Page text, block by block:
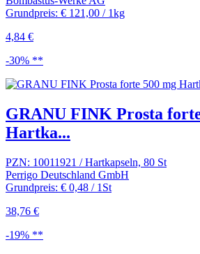
Grundpreis: € 121,00 / 1kg
4,84 €
-30% **
GRANU FINK Prosta
Hartka...
PZN: 10011921 / Hartkapseln, 80 St
Perrigo Deutschland GmbH
Grundpreis: € 0,48 / 1St
38,76 €
-19% **